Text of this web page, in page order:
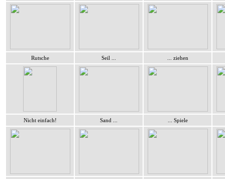
Rutsche Seil ... ... ziehen
Nicht einfach! Sand ... ... Spiele